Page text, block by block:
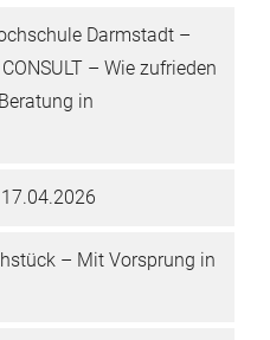
Darmstadt –
– Wie zufrieden
in
– Mit Vorsprung in